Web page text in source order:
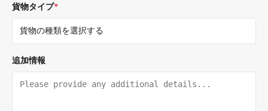
貨物タイプ*
追加情報